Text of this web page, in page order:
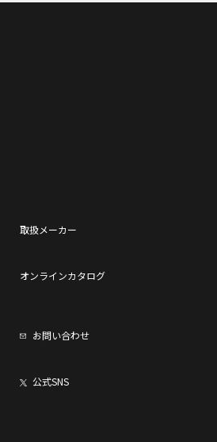
取扱メーカー
オンラインカタログ
お問い合わせ
公式SNS